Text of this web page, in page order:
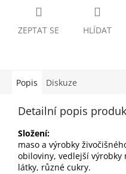
ZEPTAT SE HLÍDAT
Popis Diskuze
Detailní popis
Složení:
maso a výrobky
obiloviny, vedlejší
látky, různé cukry.